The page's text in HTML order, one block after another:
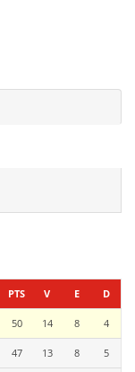
PTS V E D
50 14 8 4
47 13 8 5